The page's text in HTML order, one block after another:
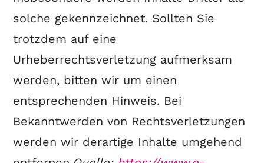
solche gekennzeichnet. Sollten Sie
trotzdem auf eine
Urheberrechtsverletzung aufmerksam
werden, bitten wir um einen
entsprechenden Hinweis. Bei
Bekanntwerden von Rechtsverletzungen
werden wir derartige Inhalte umgehend